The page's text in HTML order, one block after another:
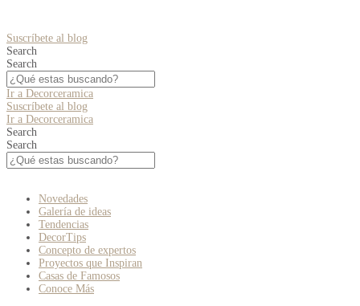
Suscríbete al blog
Search
Search
Ir a Decorceramica
Suscríbete al blog
Ir a Decorceramica
Search
Search
Novedades
Galería de ideas
Tendencias
DecorTips
Concepto de expertos
Proyectos que Inspiran
Casas de Famosos
Conoce Más